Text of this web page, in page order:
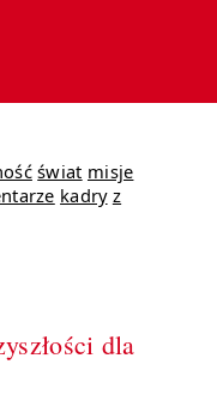
świat misje
kadry z
dla